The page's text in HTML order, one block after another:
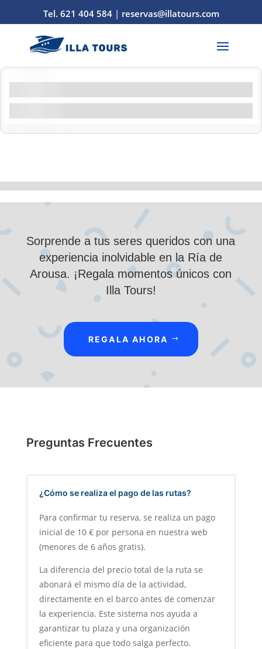
Tel. 621 404 584| reservas@illatours.com
Sorprende a tus seres queridos con una
experiencia inolvidable en la Ría de
Arousa. ¡Regala momentos únicos con
Illa Tours!
REGALA AHORA
Preguntas Frecuentes
¿Cómo se realiza el pago de las rutas?
Para confirmar tu reserva, se realiza un pago
inicial de 10 € por persona en nuestra web
(menores de 6 años gratis).
La diferencia del precio total de la ruta se
abonará el mismo día de la actividad,
directamente en el barco antes de comenzar
la experiencia. Este sistema nos ayuda a
garantizar tu plaza y una organización
eficiente para que todo salga perfecto.